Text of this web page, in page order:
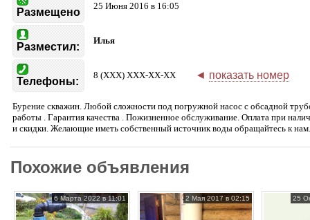
Размещено
25 Июня 2016 в 16:05
Разместил:
Илья
Телефоны:
8 (XXX) XXX-XX-XX ◄ показать номер
Бурение скважин. Любой сложности под погружной насос с обсадной
работы . Гарантия качества . Пожизненное обслуживание. Оплата при
и скидки. Желающие иметь собственный источник воды обращайтесь к нам.
Похожие объявления
6 Марта 2022 в 11:01 2 Мая 2017 в 02:15 25